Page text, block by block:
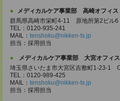
メディカルケア事業部 高崎オフィス
群馬県高崎市栄町4-11 原地所第2ビル6
TEL：0120-935-241
MAIL： tenshoku@nikken-ts.jp
担当：採用担当
メディカルケア事業部 大宮オフィス
埼玉県さいたま市大宮区吉敷町1-23-1
TEL：0120-989-425
MAIL： tenshoku@nikken-ts.jp
担当：採用担当